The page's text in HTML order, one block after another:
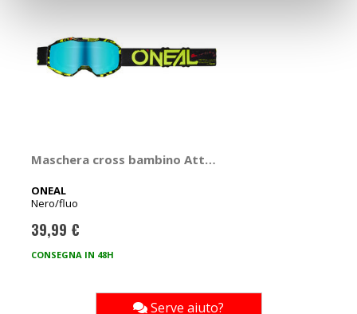
Maschera cross bambino Attack bambino - ONEAL
ONEAL
Nero/fluo
39,99 €
CONSEGNA IN 48H
Serve aiuto?